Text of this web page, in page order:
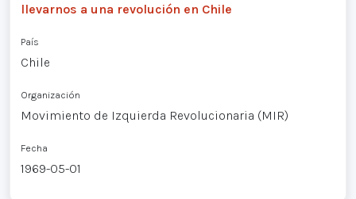
llevarnos a una revolución en Chile
País
Chile
Organización
Movimiento de Izquierda Revolucionaria (MIR)
Fecha
1969-05-01